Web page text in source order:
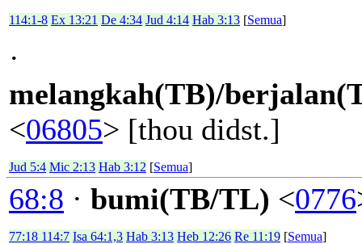
114:1-8 Ex 13:21 De 4:34 Jud 4:14 Hab 3:13 [Semua]
·
melangkah(TB)/
<06805> [thou didst.]
Jud 5:4 Mic 2:13 Hab 3:12 [Semua]
68:8 · bumi(TB/TL) <0776
77:18 114:7 Isa 64:1,3 Hab 3:13 Heb 12:26 Re 11:19 [Semua]